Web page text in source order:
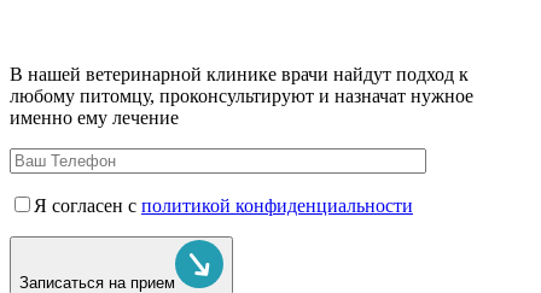
В нашей ветеринарной клинике врачи найдут подход к
любому питомцу, проконсультируют и назначат нужное
именно ему лечение
Я согласен с политикой конфиденциальности
Записаться на прием